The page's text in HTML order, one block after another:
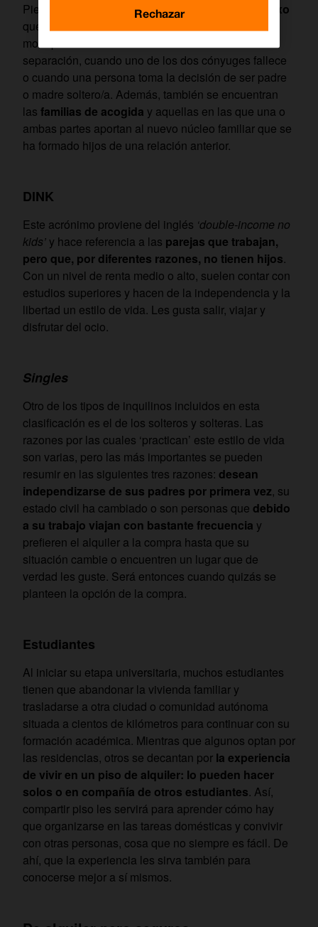
Piensa, por ejemplo, en lasparejas del mismo sexo
que deciden tener descendencia o en las familias
monoparentales como consecuencia de una
separación, cuando uno de los dos cónyuges fallece
o cuando una persona toma la decisión de ser padre
o madre soltero/a. Además, también se encuentran
las familias de acogida y aquellas en las que una o
ambas partes aportan al nuevo núcleo familiar que se
ha formado hijos de una relación anterior.
DINK
Este acrónimo proviene del inglés ‘double-income no
kids’ y hace referencia a las parejas que trabajan,
pero que, por diferentes razones, no tienen hijos.
Con un nivel de renta medio o alto, suelen contar con
estudios superiores y hacen de la independencia y la
libertad un estilo de vida. Les gusta salir, viajar y
disfrutar del ocio.
Singles
Otro de los tipos de inquilinos incluidos en esta
clasificación es el de los solteros y solteras. Las
razones por las cuales ‘practican’ este estilo de vida
son varias, pero las más importantes se pueden
resumir en las siguientes tres razones: desean
independizarse de sus padres por primera vez, su
estado civil ha cambiado o son personas que debido
a su trabajo viajan con bastante frecuencia y
prefieren el alquiler a la compra hasta que su
situación cambie o encuentren un lugar que de
verdad les guste. Será entonces cuando quizás se
planteen la opción de la compra.
Estudiantes
Al iniciar su etapa universitaria, muchos estudiantes
tienen que abandonar la vivienda familiar y
trasladarse a otra ciudad o comunidad autónoma
situada a cientos de kilómetros para continuar con su
formación académica. Mientras que algunos optan por
las residencias, otros se decantan por la experiencia
de vivir en un piso de alquiler: lo pueden hacer
solos o en compañía de otros estudiantes. Así,
compartir piso les servirá para aprender cómo hay
que organizarse en las tareas domésticas y convivir
con otras personas, cosa que no siempre es fácil. De
ahí, que la experiencia les sirva también para
conocerse mejor a sí mismos.
Rechazar